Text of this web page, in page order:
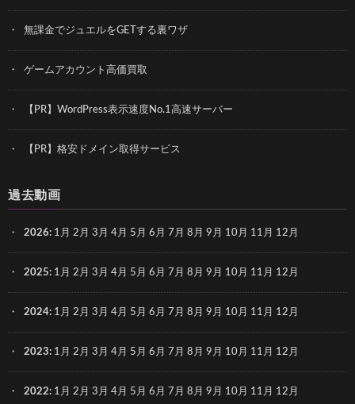
無課金でジュエルをGETする裏ワザ
ゲームアカウント高価買取
【PR】WordPress表示速度No.1高速サーバー
【PR】格安ドメイン取得サービス
過去動画
2026: 1月 2月 3月 4月 5月 6月 7月 8月 9月 10月 11月 12月
2025: 1月 2月 3月 4月 5月 6月 7月 8月 9月 10月 11月 12月
2024: 1月 2月 3月 4月 5月 6月 7月 8月 9月 10月 11月 12月
2023: 1月 2月 3月 4月 5月 6月 7月 8月 9月 10月 11月 12月
2022: 1月 2月 3月 4月 5月 6月 7月 8月 9月 10月 11月 12月